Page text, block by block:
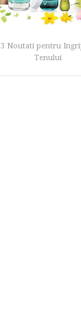
3 Noutati pentru
Tenului